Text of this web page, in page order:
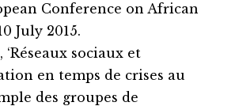
Conference on African
July 2015.
‘Réseaux sociaux et
en temps de crises au
des groupes de